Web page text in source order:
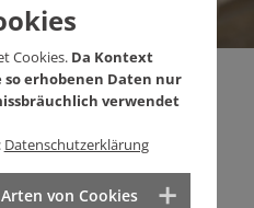
zu erlangen trachtet, muss
Platz nehmen, auf
geraten sind. In einem
Cookies. Da Kontext
erhobenen Daten nur
verwendet
Datenschutzerklärung
Arten von Cookies